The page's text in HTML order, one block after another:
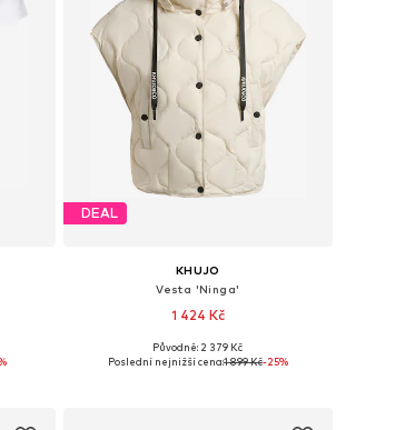
DEAL
KHUJO
Vesta 'Ninga'
1 424 Kč
+ 3
Dostupné velikosti: S, M, L, XL, XXL
Původně: 2 379 Kč
Poslední nejnižší cena:1 899 Kč-25%